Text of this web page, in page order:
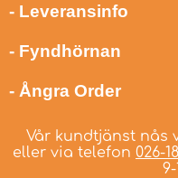
- Leveransinfo
- Fyndhörnan
- Ångra Order
Vår kundtjänst nås
eller via telefon 026-
9-